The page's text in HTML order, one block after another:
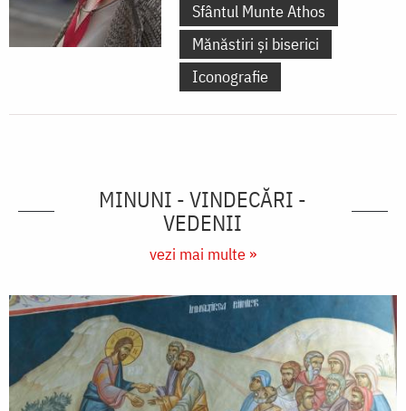
Sfântul Munte Athos
Mănăstiri și biserici
Iconografie
MINUNI - VINDECĂRI -
VEDENII
vezi mai multe »